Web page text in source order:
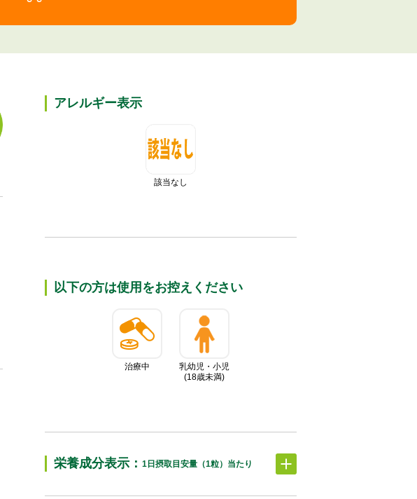
アレルギー表⽰
該当なし
以下の⽅は使⽤をお控えください
治療中
乳幼児・小児
(18歳未満)
栄養成分表⽰： 1日摂取目安量（1粒）当たり